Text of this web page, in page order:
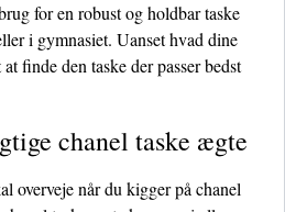
for en robust og holdbar taske
i gymnasiet. Uanset hvad dine
finde den taske der passer bedst
chanel taske ægte
overveje når du kigger på chanel